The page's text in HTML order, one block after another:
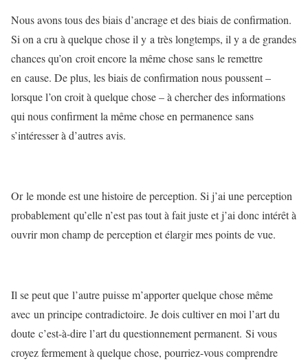
Nous avons tous des biais d’ancrage et des biais de confirmation.
Si on a cru à quelque chose il y a très longtemps, il y a de grandes
chances qu’on croit encore la même chose sans le remettre
en cause. De plus, les biais de confirmation nous poussent –
lorsque l’on croit à quelque chose – à chercher des informations
qui nous confirment la même chose en permanence sans
s’intéresser à d’autres avis.
Or le monde est une histoire de perception. Si j’ai une perception
probablement qu’elle n’est pas tout à fait juste et j’ai donc intérêt à
ouvrir mon champ de perception et élargir mes points de vue.
Il se peut que l’autre puisse m’apporter quelque chose même
avec un principe contradictoire. Je dois cultiver en moi l’art du
doute c’est-à-dire l’art du questionnement permanent. Si vous
croyez fermement à quelque chose, pourriez-vous comprendre